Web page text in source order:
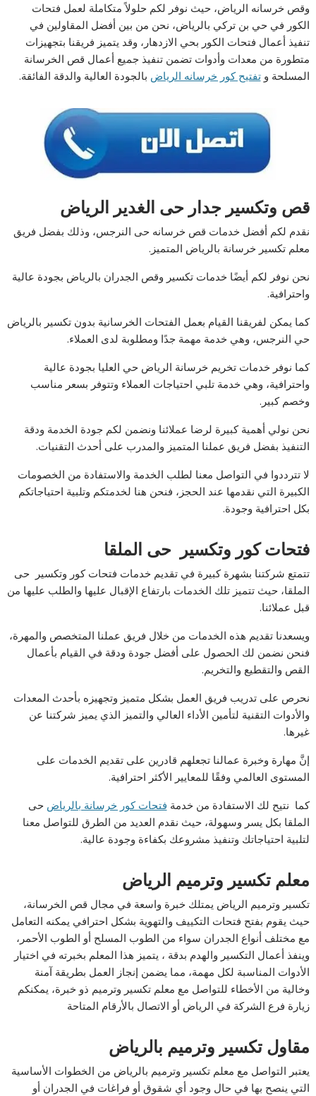
وقص خرسانه الرياض، حيث نوفر لكم حلولاً متكاملة لعمل فتحات
الكور في حي بن تركي بالرياض، نحن من بين أفضل المقاولين في
تنفيذ أعمال فتحات الكور بحي الازدهار، وقد يتميز فريقنا بتجهيزات
متطورة من معدات وأدوات تضمن تنفيذ جميع أعمال قص الخرسانة
المسلحة وتفتيح كور خرسانه الرياض بالجودة العالية والدقة الفائقة.
قص وتكسير جدار حى الغدير الرياض
نقدم لكم أفضل خدمات قص خرسانه حى النرجس، وذلك بفضل فريق
معلم تكسير خرسانة بالرياض المتميز.
نحن نوفر لكم أيضًا خدمات تكسير وقص الجدران بالرياض بجودة عالية
واحترافية.
كما يمكن لفريقنا القيام بعمل الفتحات الخرسانية بدون تكسير بالرياض
حي النرجس، وهي خدمة مهمة جدًا ومطلوبة لدى العملاء.
كما نوفر خدمات تخريم خرسانة الرياض حي العليا بجودة عالية
واحترافية، وهي خدمة تلبي احتياجات العملاء وتتوفر بسعر مناسب
وخصم كبير.
نحن نولي أهمية كبيرة لرضا عملائنا ونضمن لكم جودة الخدمة ودقة
التنفيذ بفضل فريق عملنا المتميز والمدرب على أحدث التقنيات.
لا تترددوا في التواصل معنا لطلب الخدمة والاستفادة من الخصومات
الكبيرة التي نقدمها عند الحجز، فنحن هنا لخدمتكم وتلبية احتياجاتكم
بكل احترافية وجودة.
فتحات كور وتكسير حى الملقا
تتمتع شركتنا بشهرة كبيرة في تقديم خدمات فتحات كور وتكسير حى
الملقا، حيث تتميز تلك الخدمات بارتفاع الإقبال عليها والطلب عليها من
قبل عملائنا.
ويسعدنا تقديم هذه الخدمات من خلال فريق عملنا المتخصص والمهرة،
فنحن نضمن لك الحصول على أفضل جودة ودقة في القيام بأعمال
القص والتقطيع والتخريم.
نحرص على تدريب فريق العمل بشكل متميز وتجهيزه بأحدث المعدات
والأدوات التقنية لتأمين الأداء العالي والتميز الذي يميز شركتنا عن
غيرها.
إنَّ مهارة وخبرة عمالنا تجعلهم قادرين على تقديم الخدمات على
المستوى العالمي وفقًا للمعايير الأكثر احترافية.
كما نتيح لك الاستفادة من خدمة فتحات كور خرسانة بالرياض حى
الملقا بكل يسر وسهولة، حيث نقدم العديد من الطرق للتواصل معنا
لتلبية احتياجاتك وتنفيذ مشروعك بكفاءة وجودة عالية.
معلم تكسير وترميم الرياض
تكسير وترميم الرياض يمتلك خبرة واسعة في مجال قص الخرسانة،
حيث يقوم بفتح فتحات التكييف والتهوية بشكل احترافي يمكنه التعامل
مع مختلف أنواع الجدران سواء من الطوب المسلح أو الطوب الأحمر،
وينفذ أعمال التكسير والهدم بدقة ، يتميز هذا المعلم بخبرته في اختيار
الأدوات المناسبة لكل مهمة، مما يضمن إنجاز العمل بطريقة آمنة
وخالية من الأخطاء للتواصل مع معلم تكسير وترميم ذو خبرة، يمكنكم
زيارة فرع الشركة في الرياض أو الاتصال بالأرقام المتاحة
مقاول تكسير وترميم بالرياض
يعتبر التواصل مع معلم تكسير وترميم بالرياض من الخطوات الأساسية
التي ينصح بها في حال وجود أي شقوق أو فراغات في الجدران أو